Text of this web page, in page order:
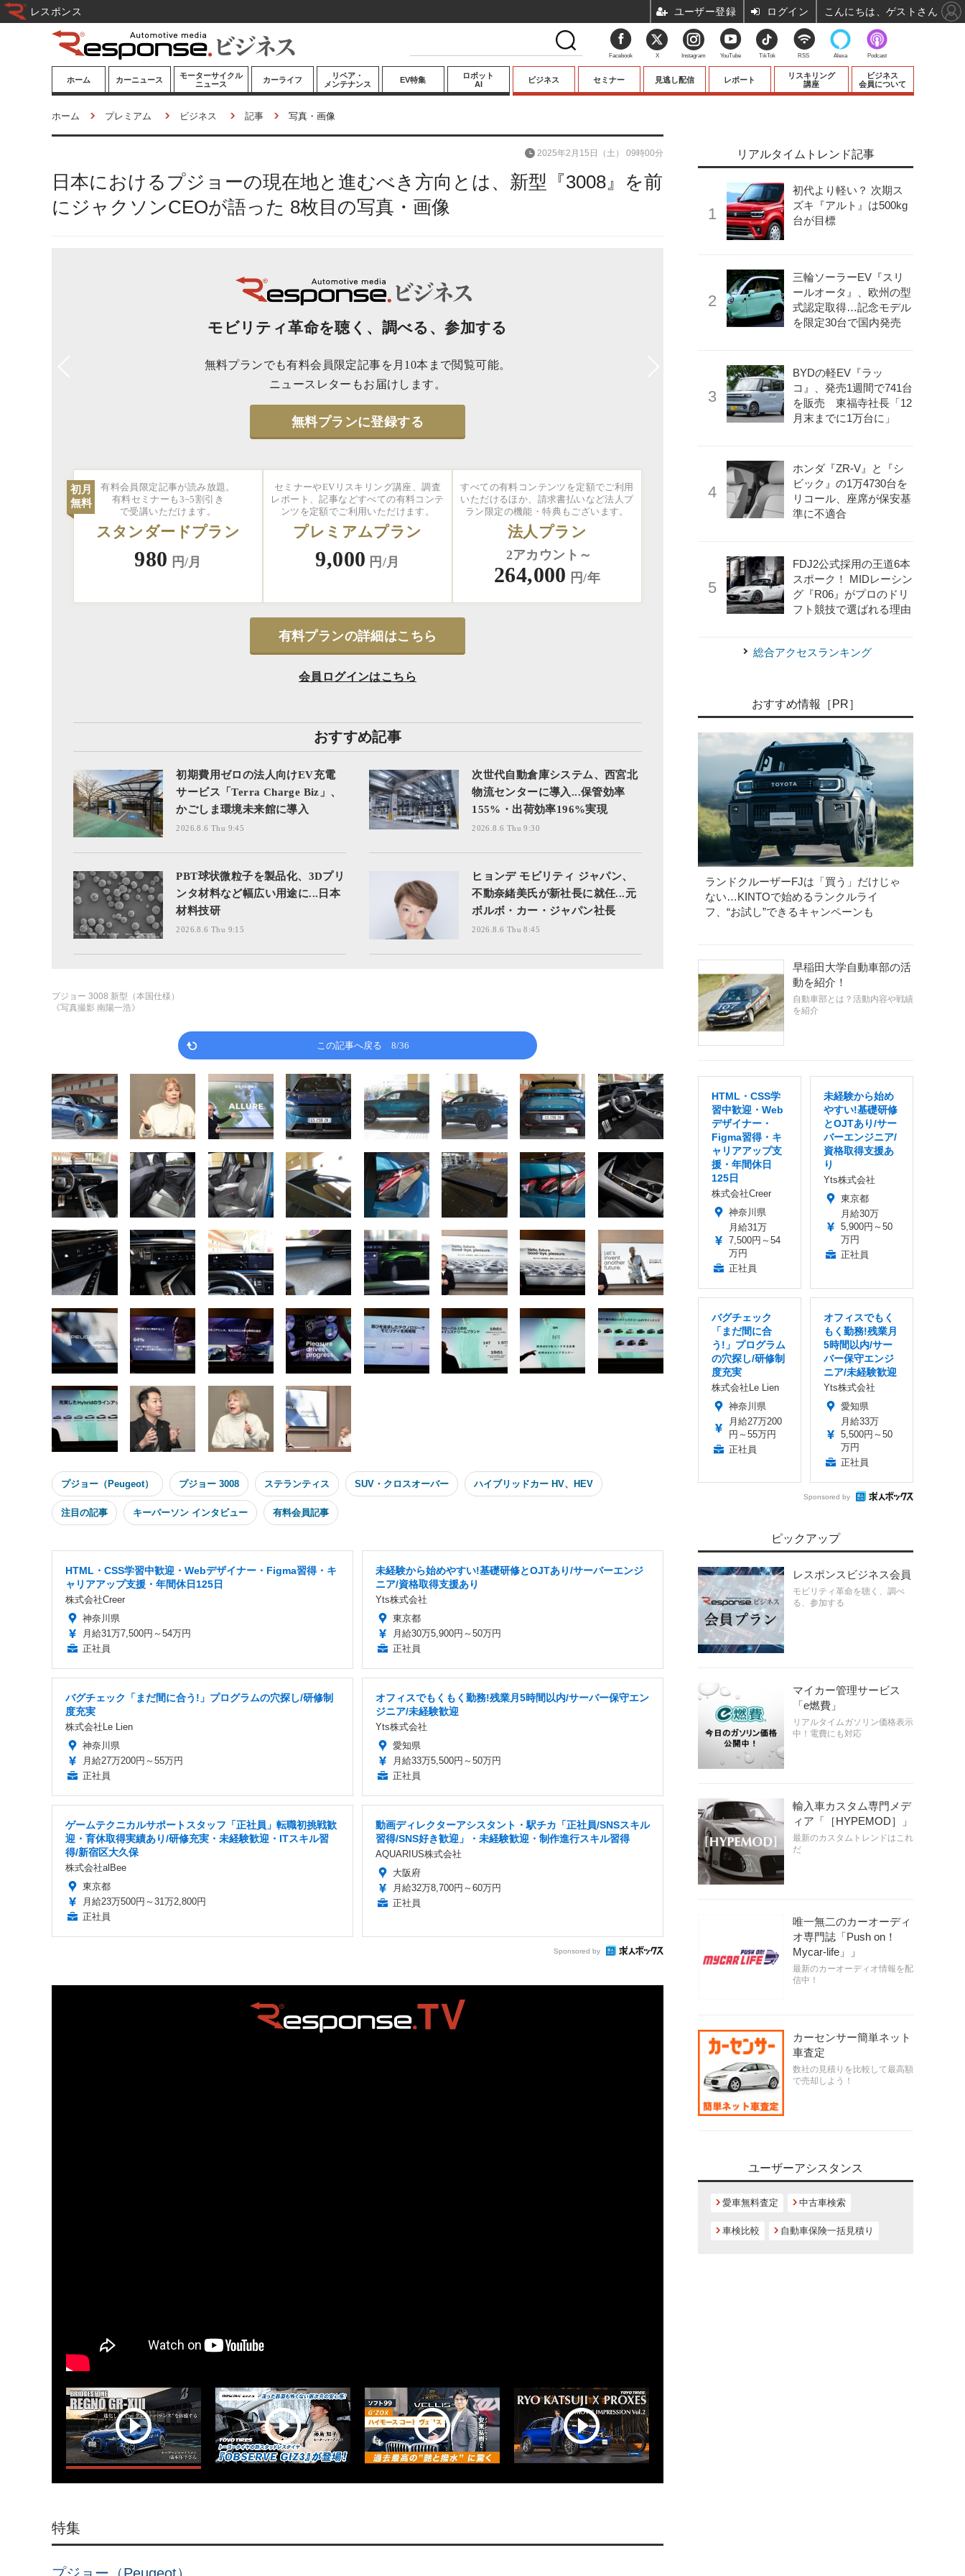
ホーム カーニュース
鉄道
船舶
モーターサイクル
ニュース
カーライフ
モータースポー
ツ/エンタメ
リペア・
メンテナンス
EV特集
ロボット
AI
ビジネス
テクノロジー
キーパーソンイ
ンタビュー
セミナー 見逃し配信 レポート
リスキリング
講座
ビジネス
会員について
ホーム プレミアム ビジネス 記事 写真・画像
日本におけるプジョーの現在地と進むべき方向とは、新型『3008』を前
にジャクソンCEOが語った 8枚目の写真・画像
2025年2月15日（土） 09時00分
モビリティ革命を聴く、調べる、参加する
無料プランでも有料会員限定記事を月10本まで閲覧可能。
ニュースレターもお届けします。
無料プランに登録する
有料会員限定記事が読み放題。
有料セミナーも3~5割引き
で受講いただけます。
初月
無料
スタンダードプラン
980 円/月
セミナーやEVリスキリング講座、調査
レポート、記事などすべての有料コンテ
ンツを定額でご利用いただけます。
プレミアムプラン
9,000 円/月
すべての有料コンテンツを定額でご利用
いただけるほか、請求書払いなど法人プ
ラン限定の機能・特典もございます。
法人プラン
2アカウント～
264,000 円/年
有料プランの詳細はこちら
会員ログインはこちら
おすすめ記事
初期費用ゼロの法人向けEV充電
サービス「Terra Charge Biz」、
かごしま環境未来館に導入
2026.8.6 Thu 9:45
次世代自動倉庫システム、西宮北
物流センターに導入...保管効率
155%・出荷効率196%実現
2026.8.6 Thu 9:30
PBT球状微粒子を製品化、3Dプリ
ンタ材料など幅広い用途に...日本
材料技研
2026.8.6 Thu 9:15
ヒョンデ モビリティ ジャパン、
不動奈緒美氏が新社長に就任...元
ボルボ・カー・ジャパン社長
2026.8.6 Thu 8:45
《写真撮影 南陽一浩》
プジョー 3008 新型（本国仕様）
この記事へ戻る 8/36
プジョー（Peugeot） プジョー 3008 ステランティス SUV・クロスオーバー ハイブリッドカー HV、HEV
注目の記事 キーパーソン インタビュー 有料会員記事
HTML・CSS学習中歓迎・Webデザイナー・Figma習得・キ
ャリアアップ支援・年間休日125日
株式会社Creer
神奈川県
月給31万7,500円～54万円
正社員
未経験から始めやすい!基礎研修とOJTあり/サーバーエンジ
ニア/資格取得支援あり
Yts株式会社
東京都
月給30万5,900円～50万円
正社員
バグチェック「まだ間に合う!」プログラムの穴探し/研修制
度充実
株式会社Le Lien
神奈川県
月給27万200円～55万円
正社員
オフィスでもくもく勤務!残業月5時間以内/サーバー保守エン
ジニア/未経験歓迎
Yts株式会社
愛知県
月給33万5,500円～50万円
正社員
ゲームテクニカルサポートスタッフ「正社員」転職初挑戦歓
迎・育休取得実績あり/研修充実・未経験歓迎・ITスキル習
得/新宿区大久保
株式会社alBee
東京都
月給23万500円～31万2,800円
正社員
動画ディレクターアシスタント・駅チカ「正社員/SNSスキル
習得/SNS好き歓迎」・未経験歓迎・制作進行スキル習得
AQUARIUS株式会社
大阪府
月給32万8,700円～60万円
正社員
Sponsored by
特集
リアルタイムトレンド記事
初代より軽い？ 次期ス
ズキ『アルト』は500kg
台が目標
三輪ソーラーEV『スリ
ールオータ』、欧州の型
式認定取得…記念モデル
を限定30台で国内発売
BYDの軽EV『ラッ
コ』、発売1週間で741台
を販売 東福寺社長「12
月末までに1万台に」
ホンダ『ZR-V』と『シ
ビック』の1万4730台を
リコール、座席が保安基
準に不適合
FDJ2公式採用の王道6本
スポーク！ MIDレーシン
グ『R06』がプロのドリ
フト競技で選ばれる理由
総合アクセスランキング
おすすめ情報［PR］
ランドクルーザーFJは「買う」だけじゃ
ない…KINTOで始めるランクルライ
フ、“お試し”できるキャンペーンも
早稲田大学自動車部の活
動を紹介！
自動車部とは？活動内容や戦績
を紹介
HTML・CSS学
習中歓迎・Web
デザイナー・
Figma習得・キ
ャリアアップ支
援・年間休日
125日
株式会社Creer
神奈川県
月給31万
7,500円～54
万円
正社員
未経験から始め
やすい!基礎研修
とOJTあり/サー
バーエンジニア/
資格取得支援あ
り
Yts株式会社
東京都
月給30万
5,900円～50
万円
正社員
バグチェック
「まだ間に合
う!」プログラム
の穴探し/研修制
度充実
株式会社Le Lien
神奈川県
月給27万200
円～55万円
正社員
オフィスでもく
もく勤務!残業月
5時間以内/サー
バー保守エンジ
ニア/未経験歓迎
Yts株式会社
愛知県
月給33万
5,500円～50
万円
正社員
Sponsored by
ピックアップ
レスポンスビジネス会員
モビリティ革命を聴く、調べ
る、参加する
マイカー管理サービス
「e燃費」
リアルタイムガソリン価格表示
中！電費にも対応
輸入車カスタム専門メデ
ィア「［HYPEMOD］」
最新のカスタムトレンドはこれ
だ
唯一無二のカーオーディ
オ専門誌「Push on！
Mycar-life」」
最新のカーオーディオ情報を配
信中！
カーセンサー簡単ネット
車査定
数社の見積りを比較して最高額
で売却しよう！
ユーザーアシスタンス
愛車無料査定 中古車検索
車検比較 自動車保険一括見積り
Facebook X Instagram YouTube TikTok RSS Alexa Podcast
レスポンス ユーザー登録 ログイン こんにちは、ゲストさん